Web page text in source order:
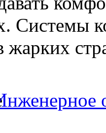
Системы